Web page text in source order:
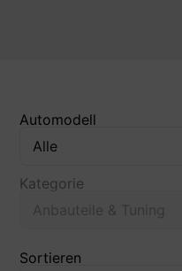
Automodell
Kategorie
Sortieren